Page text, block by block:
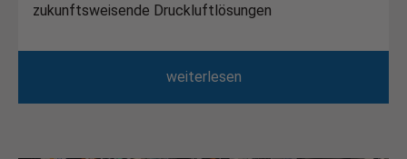
zukunftsweisende Druckluftlösungen
weiterlesen